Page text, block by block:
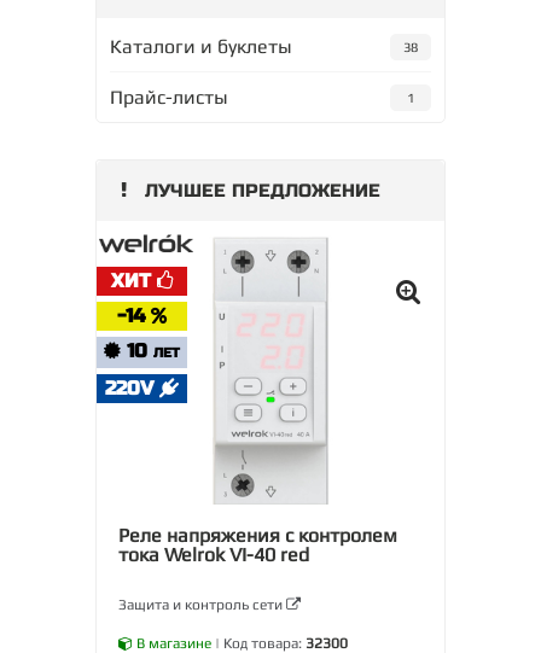
Каталоги и буклеты 38
Прайс-листы 1
ЛУЧШЕЕ ПРЕДЛОЖЕНИЕ
ХИТ
-14
10 ЛЕТ
220V
Реле напряжения с контролем
тока Welrok VI-40 red
Защита и контроль сети
В магазине | Код товара: 32300